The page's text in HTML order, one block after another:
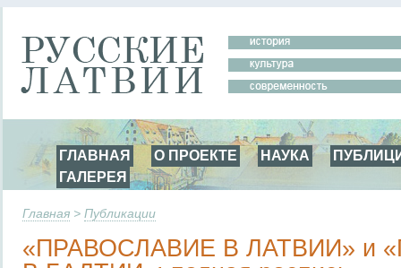
ГЛАВНАЯ О ПРОЕКТЕ НАУКА
ГАЛЕРЕЯ
Главная > Публикации
«ПРАВОСЛАВИЕ В ЛАТВИИ» и